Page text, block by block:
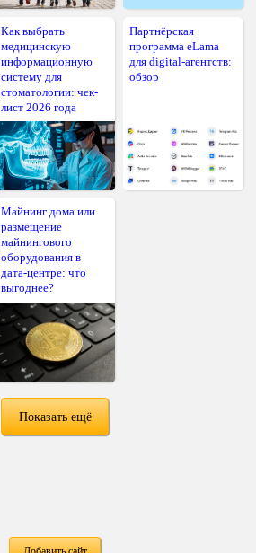
Как выбрать
медицинскую
информационную
систему для
стоматологии: чек-
лист 2026 года
Партнёрская
программа eLama
для digital-агентств:
обзор
Майнинг дома или
размещение
майнингового
оборудования в
дата-центре: что
выгоднее?
Показать ещё